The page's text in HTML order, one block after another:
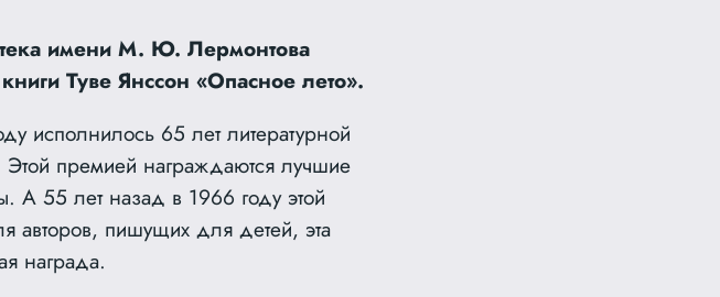
имени М. Ю. Лермонтова
Туве Янссон «Опасное лето».
исполнилось 65 лет литературной
премией награждаются лучшие
А 55 лет назад в 1966 году этой
авторов, пишущих для детей, эта
награда.